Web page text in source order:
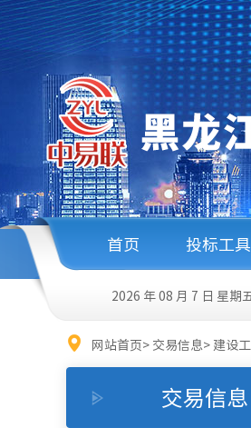
首页 投标工具
2026 年 08 月 7 日 星期
网站首页> 交易信息> 建设
交易信息